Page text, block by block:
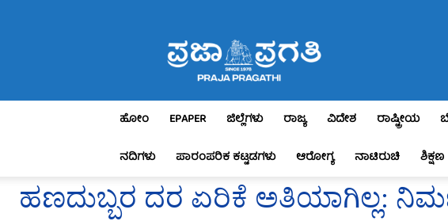
Pragathi
ಹೋಂ EPAPER ಜಿಲ್ಲೆಗಳು ರಾಜ್ಯ ವಿದೇಶ ರಾಷ್ಟ್ರೀಯ
ನದಿಗಳು
ಪಾರಂಪರಿಕ ಕಟ್ಟಡಗಳು ಆರೋಗ್ಯ ನಾಟಿರುಚಿ ಶಿಕ್ಷಣ
ಹಣದುಬ್ಬರ ದರ ಏರಿಕೆ ಅತಿಯಾಗಿಲ್ಲ: